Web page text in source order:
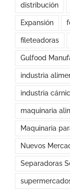
distribución
Expansión
fileteadoras
Gulfood
industria
industria
maquinaria
Maquinaria
Nuevos
Separadoras